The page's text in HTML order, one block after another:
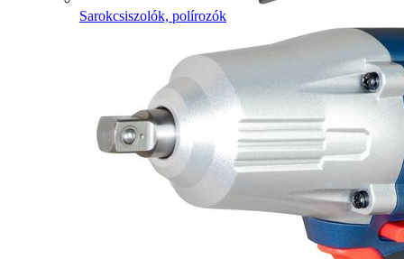
Sarokcsiszolók, polírozók